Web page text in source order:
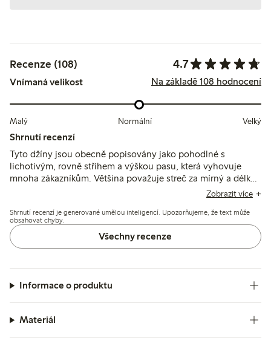
Recenze (108) 4.7
Vnímaná velikost Na základě 108 hodnocení
Malý Normální Velký
Shrnutí recenzí
Tyto džíny jsou obecně popisovány jako pohodlné s
lichotivým, rovně střihem a výškou pasu, která vyhovuje
mnoha zákazníkům. Většina považuje streč za mírný a délku
za vhodnou, i když někteří zmiňují nesrovnalosti veZobrazit více
Shrnutí recenzí je generované umělou inteligencí. Upozorňujeme, že text může
obsahovat chyby.
Všechny recenze
Informace o produktu
Materiál